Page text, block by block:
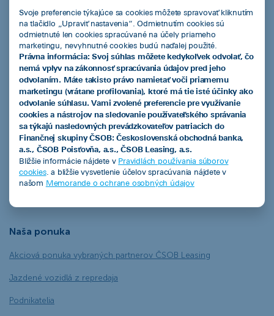
ČSOB Leasing a.s.
Produkty
Leasingový úver
Smart finančný leasing
Operatívny leasing
EIB úver so zvýhodneným úrokom
Naša ponuka
Akciová ponuka vybraných partnerov ČSOB Leasing
Jazdené vozidlá z repredaja
Podnikatelia
Svoje preferencie týkajúce sa cookies môžete spravovať kliknutím
na tlačidlo „Upraviť nastavenia“. Odmietnutím cookies sú
odmietnuté len cookies spracúvané na účely priameho
marketingu, nevyhnutné cookies budú naďalej použité.
Právna informácia: Svoj súhlas môžete kedykoľvek odvolať, čo
nemá vplyv na zákonnosť spracúvania údajov pred jeho
odvolaním. Máte takisto právo namietať voči priamemu
marketingu (vrátane profilovania), ktoré má tie isté účinky ako
odvolanie súhlasu. Vami zvolené preferencie pre využívanie
cookies a nástrojov na sledovanie používateľského správania
sa týkajú nasledovných prevádzkovateľov patriacich do
Finančnej skupiny ČSOB: Československá obchodná banka,
a.s., ČSOB Poisťovňa, a.s., ČSOB Leasing, a.s.
Bližšie informácie nájdete v Pravidlách používania súborov
cookies. a bližšie vysvetlenie účelov spracúvania nájdete v
našom Memorande o ochrane osobných údajov